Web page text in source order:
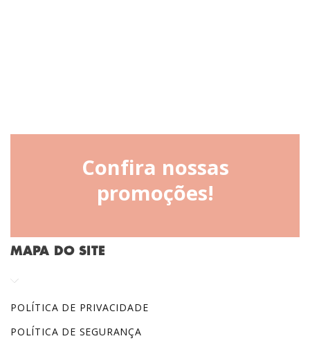
Confira nossas
promoções!
MAPA DO SITE
POLÍTICA DE PRIVACIDADE
POLÍTICA DE SEGURANÇA